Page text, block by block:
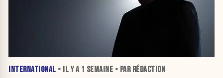
INTERNATIONAL • IL Y A 1 SEMAINE • PAR RÉDACTION